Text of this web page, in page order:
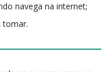
navega na internet;
tomar.